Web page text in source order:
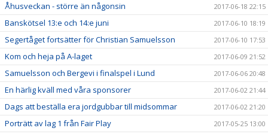
Åhusveckan - större än någonsin 2017-06-18 22:15
Banskötsel 13:e och 14:e juni 2017-06-10 18:19
Segertåget fortsätter för Christian Samuelsson 2017-06-10 17:53
Kom och heja på A-laget 2017-06-09 21:52
Samuelsson och Bergevi i finalspel i Lund 2017-06-06 20:48
En härlig kväll med våra sponsorer 2017-06-02 21:44
Dags att beställa era jordgubbar till midsommar 2017-06-02 21:20
Porträtt av lag 1 från Fair Play 2017-05-25 13:00